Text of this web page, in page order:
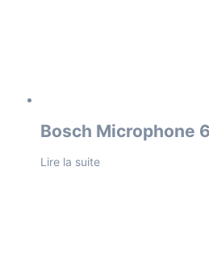
Bosch Microphone
Lire la suite